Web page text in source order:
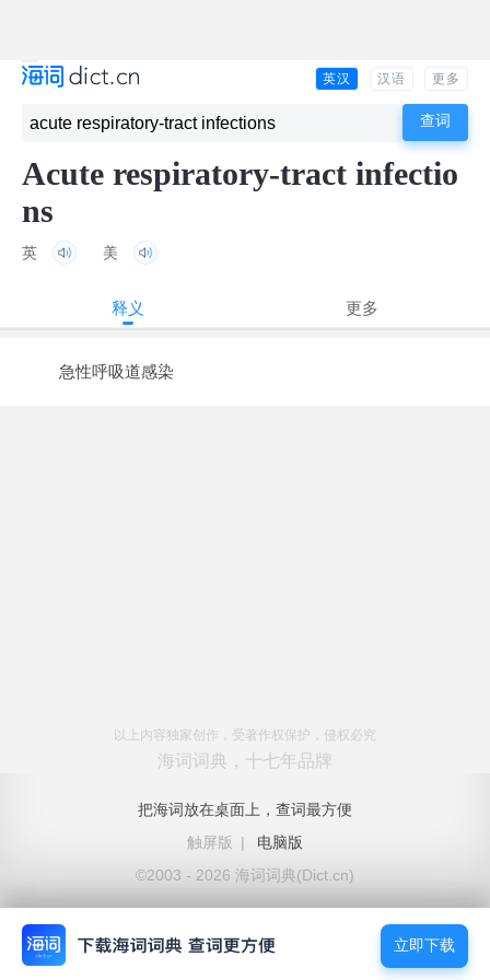
英汉 汉语 更多
Acute respiratory-tract infectio
ns
英 美
释义 更多
急性呼吸道感染
以上内容独家创作，受著作权保护，侵权必究
海词词典，十七年品牌
把海词放在桌面上，查词最方便
触屏版
|
电脑版
©2003 - 2026 海词词典(Dict.cn)
立即下载
立即下载